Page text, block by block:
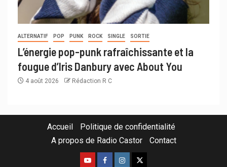
ALTERNATIF POP PUNK ROCK SINGLE SORTIE
L’énergie pop-punk rafraîchissante et la
fougue d’Iris Danbury avec About You
4 août 2026 Rédaction R C
Accueil
Politique de confidentialité
A propos de Radio Castor
Contact